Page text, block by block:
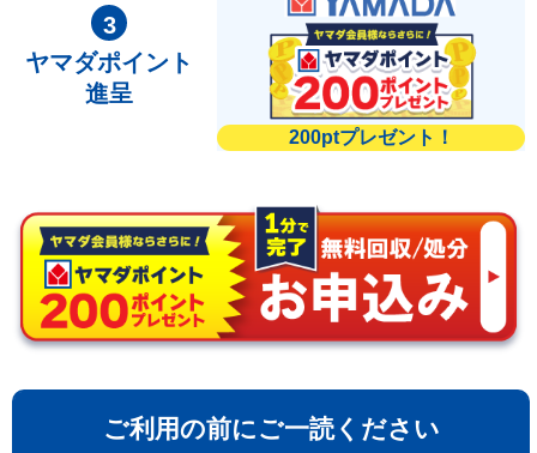
ヤマダポイント
進呈
200ptプレゼント！
ご利用の前にご一読ください